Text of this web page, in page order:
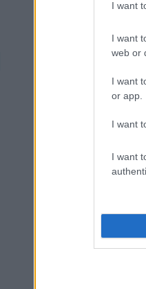
I want
I want
web or
I want
or app.
I want
I want